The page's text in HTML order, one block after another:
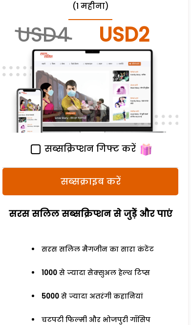
(1 महीना)
USD4 USD2
सब्सक्रिप्शन गिफ्ट करें
सब्सक्राइब करें
सरस सलिल सब्सक्रिप्शन से जुड़ेें और पाएं
सरस सलिल मैगजीन का सारा कंटेंट
1000 से ज्यादा सेक्सुअल हेल्थ टिप्स
5000 से ज्यादा अतरंगी कहानियां
चटपटी फिल्मी और भोजपुरी गॉसिप